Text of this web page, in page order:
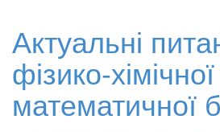
Актуальні
фізико-
математичної